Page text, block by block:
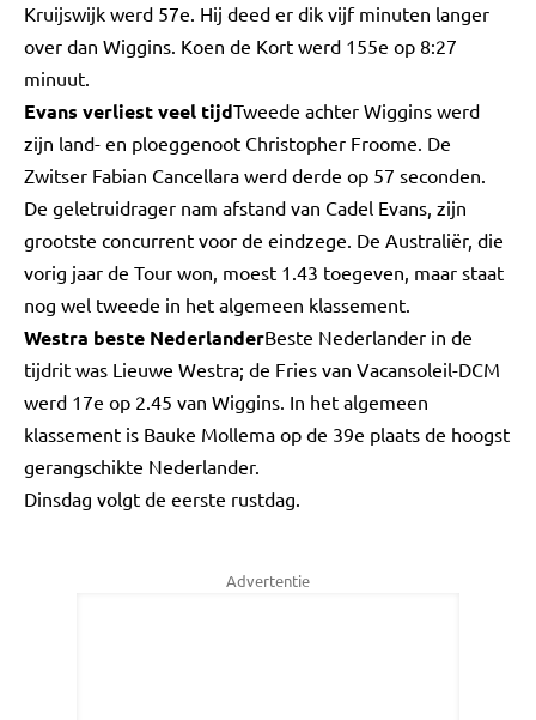
Kruijswijk werd 57e. Hij deed er dik vijf minuten langer
over dan Wiggins. Koen de Kort werd 155e op 8:27
minuut.
Evans verliest veel tijdTweede achter Wiggins werd
zijn land- en ploeggenoot Christopher Froome. De
Zwitser Fabian Cancellara werd derde op 57 seconden.
De geletruidrager nam afstand van Cadel Evans, zijn
grootste concurrent voor de eindzege. De Australiër, die
vorig jaar de Tour won, moest 1.43 toegeven, maar staat
nog wel tweede in het algemeen klassement.
Westra beste NederlanderBeste Nederlander in de
tijdrit was Lieuwe Westra; de Fries van Vacansoleil-DCM
werd 17e op 2.45 van Wiggins. In het algemeen
klassement is Bauke Mollema op de 39e plaats de hoogst
gerangschikte Nederlander.
Dinsdag volgt de eerste rustdag.
Advertentie